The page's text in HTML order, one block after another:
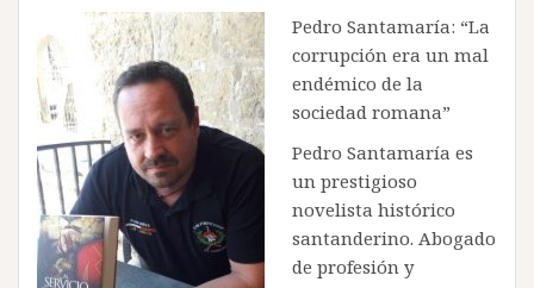
Pedro Santamaría: “La
corrupción era un mal
endémico de la
sociedad romana”
Pedro Santamaría es
un prestigioso
novelista histórico
santanderino. Abogado
de profesión y